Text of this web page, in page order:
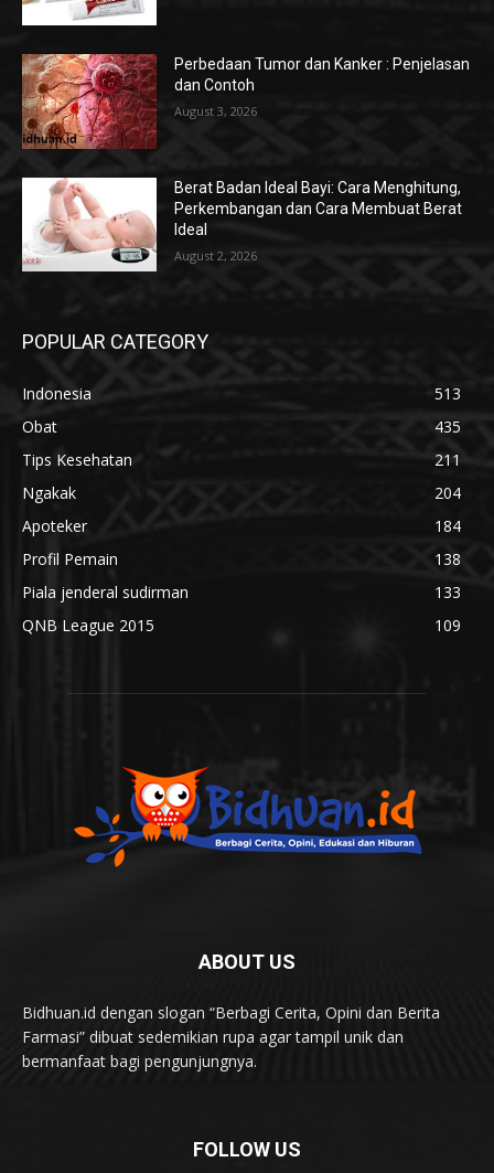
Perbedaan Tumor dan Kanker : Penjelasan
dan Contoh
August 3, 2026
Berat Badan Ideal Bayi: Cara Menghitung,
Perkembangan dan Cara Membuat Berat
Ideal
August 2, 2026
POPULAR CATEGORY
Indonesia
513
Obat
435
Tips Kesehatan
211
Ngakak
204
Apoteker
184
Profil Pemain
138
Piala jenderal sudirman
133
QNB League 2015
109
ABOUT US
Bidhuan.id dengan slogan “Berbagi Cerita, Opini dan Berita
Farmasi” dibuat sedemikian rupa agar tampil unik dan
bermanfaat bagi pengunjungnya.
FOLLOW US